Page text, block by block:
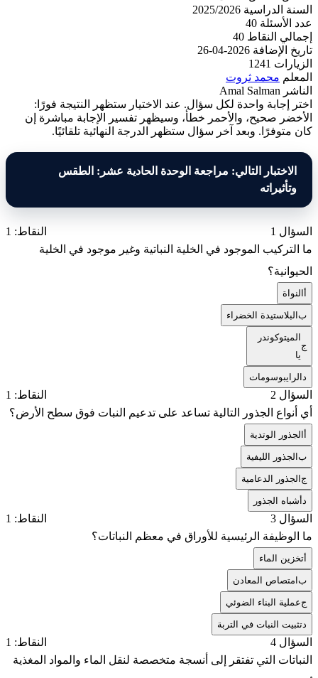
السنة الدراسية 2025/2026
عدد الأسئلة 40
إجمالي النقاط 40
تاريخ الإضافة 2026-04-26
الزيارات
1241
المعلم محمد ثروت
الناشر Amal Salman
اختر إجابة واحدة لكل سؤال. عند الاختيار ستظهر النتيجة فورًا:
الأخضر صحيح، والأحمر خطأ، وسيظهر تفسير الإجابة مباشرة إن
كان متوفرًا. وبعد آخر سؤال ستظهر الدرجة النهائية تلقائيًا.
الاختبار التالي: مراجعة الوحدة الحادية عشر: الطقس
وتأثيراته
السؤال 1
النقاط: 1
ما التركيب الموجود في الخلية النباتية وغير موجود في الخلية
الحيوانية؟
النواة
بالبلاستيدة الخضراء
ج
الميتوكوندر
يا
الرايبوسومات
السؤال 2
النقاط: 1
أي أنواع الجذور التالية تساعد على تدعيم النبات فوق سطح الأرض؟
الجذور الوتدية
بالجذور الليفية
جالجذور الدعامية
أشباه الجذور
السؤال 3
النقاط: 1
ما الوظيفة الرئيسية للأوراق في معظم النباتات؟
تخزين الماء
بامتصاص المعادن
جعملية البناء الضوئي
تثبيت النبات في التربة
السؤال 4
النقاط: 1
النباتات التي تفتقر إلى أنسجة متخصصة لنقل الماء والمواد المغذية